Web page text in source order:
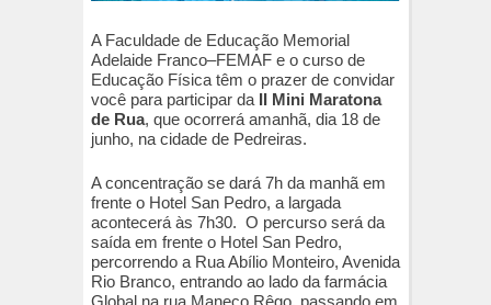
A Faculdade de Educação Memorial
Adelaide Franco–FEMAF e o curso de
Educação Física têm o prazer de convidar
você para participar da II Mini Maratona
de Rua, que ocorrerá amanhã, dia 18 de
junho, na cidade de Pedreiras.
A concentração se dará 7h da manhã em
frente o Hotel San Pedro, a largada
acontecerá às 7h30. O percurso será da
saída em frente o Hotel San Pedro,
percorrendo a Rua Abílio Monteiro, Avenida
Rio Branco, entrando ao lado da farmácia